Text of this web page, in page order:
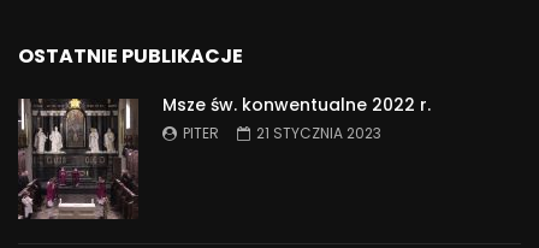
OSTATNIE PUBLIKACJE
Msze św. konwentualne 2022 r.
PITER 21 STYCZNIA 2023